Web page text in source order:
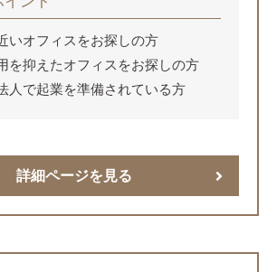
いオフィスをお探しの方
を抑えたオフィスをお探しの方
人で起業を準備されている方
詳細ページを見る